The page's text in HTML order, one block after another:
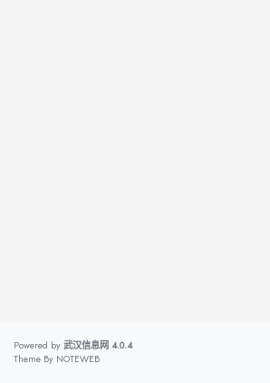
Powered by 武汉信息网 4.0.4
Theme By NOTEWEB